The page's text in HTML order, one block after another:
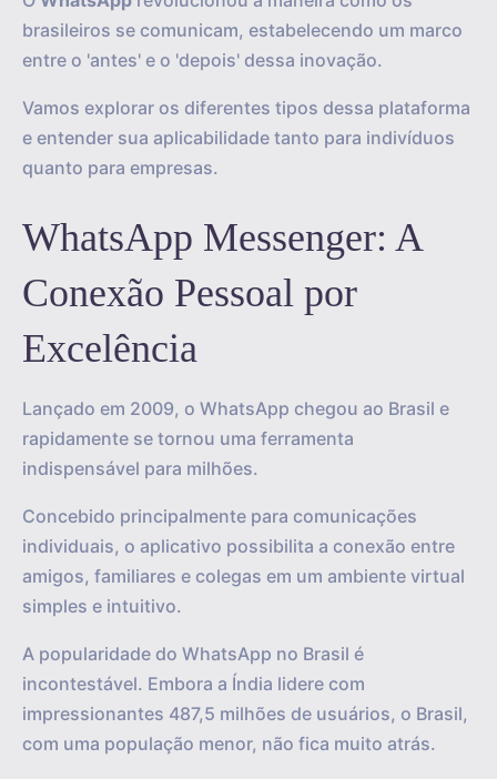
brasileiros se comunicam, estabelecendo um marco
entre o 'antes' e o 'depois' dessa inovação.
Vamos explorar os diferentes tipos dessa plataforma
e entender sua aplicabilidade tanto para indivíduos
quanto para empresas.
WhatsApp Messenger: A
Conexão Pessoal por
Excelência
Lançado em 2009, o WhatsApp chegou ao Brasil e
rapidamente se tornou uma ferramenta
indispensável para milhões.
Concebido principalmente para comunicações
individuais, o aplicativo possibilita a conexão entre
amigos, familiares e colegas em um ambiente virtual
simples e intuitivo.
A popularidade do WhatsApp no Brasil é
incontestável. Embora a Índia lidere com
impressionantes 487,5 milhões de usuários, o Brasil,
com uma população menor, não fica muito atrás.